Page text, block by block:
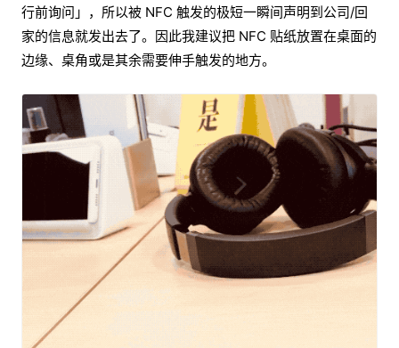
行前询问」，所以被 NFC 触发的极短一瞬间声明到公司/回
家的信息就发出去了。因此我建议把 NFC 贴纸放置在桌面的
边缘、桌角或是其余需要伸手触发的地方。